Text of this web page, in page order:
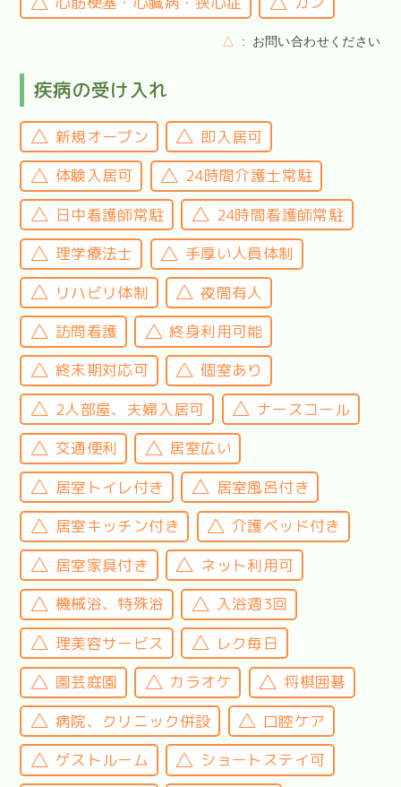
△ お問い合わせください
疾病の受け入れ
新規オープン
即入居可
体験入居可
24時間介護士常駐
日中看護師常駐
24時間看護師常駐
理学療法士
手厚い人員体制
リハビリ体制
夜間有人
訪問看護
終身利用可能
終末期対応可
個室あり
2人部屋、夫婦入居可
ナースコール
交通便利
居室広い
居室トイレ付き
居室風呂付き
居室キッチン付き
介護ベッド付き
居室家具付き
ネット利用可
機械浴、特殊浴
入浴週3回
理美容サービス
レク毎日
園芸庭園
カラオケ
将棋囲碁
病院、クリニック併設
口腔ケア
ゲストルーム
ショートステイ可